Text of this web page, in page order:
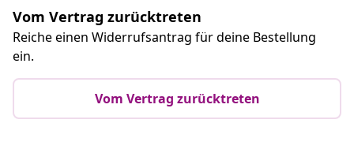
Vom Vertrag zurücktreten
Reiche einen Widerrufsantrag für deine Bestellung
ein.
Vom Vertrag zurücktreten